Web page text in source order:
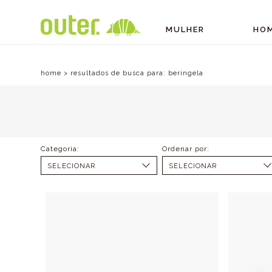
MULHER
home > resultados de busca para: beringela
SELECIONAR SELECIONAR